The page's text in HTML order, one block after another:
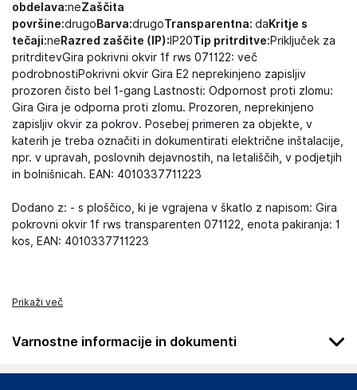
obdelava:neZaščita
površine:drugoBarva:drugoTransparentna: daKritje s
tečaji:neRazred zaščite (IP): IP20Tip pritrditve:Priključek za
pritrditevGira pokrivni okvir 1f rws 071122: več
podrobnostiPokrivni okvir Gira E2 neprekinjeno zapisljiv
prozoren čisto bel 1-gang Lastnosti: Odpornost proti zlomu:
Gira Gira je odporna proti zlomu. Prozoren, neprekinjeno
zapisljiv okvir za pokrov. Posebej primeren za objekte, v
katerih je treba označiti in dokumentirati električne inštalacije,
npr. v upravah, poslovnih dejavnostih, na letališčih, v podjetjih
in bolnišnicah. EAN: 4010337711223
Dodano z: - s ploščico, ki je vgrajena v škatlo z napisom: Gira
pokrovni okvir 1f rws transparenten 071122, enota pakiranja: 1
kos, EAN: 4010337711223
Prikaži več
Varnostne informacije in dokumenti
Podatki o proizvajalcu